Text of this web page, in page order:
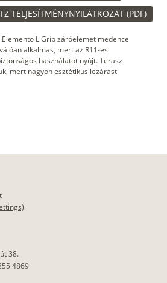
TELJESÍTMÉNYNYILATKOZAT (PDF)
L Grip záróelemet medence
alkalmas, mert az R11-es
használatot nyújt. Terasz
mert nagyon esztétikus lezárást
38.
4869